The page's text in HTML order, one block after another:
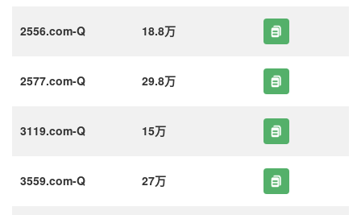
2556.com-Q 18.8万
2577.com-Q 29.8万
3119.com-Q 15万
3559.com-Q 27万